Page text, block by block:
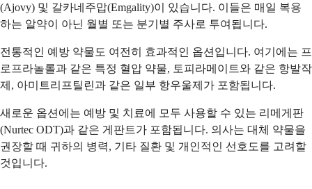
(Ajovy) 및 갈카네주맙(Emgality)이 있습니다. 이들은 매일 복용
하는 알약이 아닌 월별 또는 분기별 주사로 투여됩니다.
전통적인 예방 약물도 여전히 효과적인 옵션입니다. 여기에는 프
로프라놀롤과 같은 특정 혈압 약물, 토피라메이트와 같은 항발작
제, 아미트리프틸린과 같은 일부 항우울제가 포함됩니다.
새로운 옵션에는 예방 및 치료에 모두 사용할 수 있는 리메게판
(Nurtec ODT)과 같은 게판트가 포함됩니다. 의사는 대체 약물을
권장할 때 귀하의 병력, 기타 질환 및 개인적인 선호도를 고려할
것입니다.